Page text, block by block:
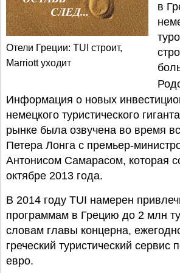
Отели Греции: TUI строит,
Marriott уходит
в
Информация о новых
немецкого туристического
рынке была озвучена во время
Петера Лонга с премьер-
Антонисом Самарасом, которая
октябре 2013 года.
В 2014 году TUI намерен
программам в Грецию до 2 млн
словам главы концерна,
греческий туристический сервис
евро.